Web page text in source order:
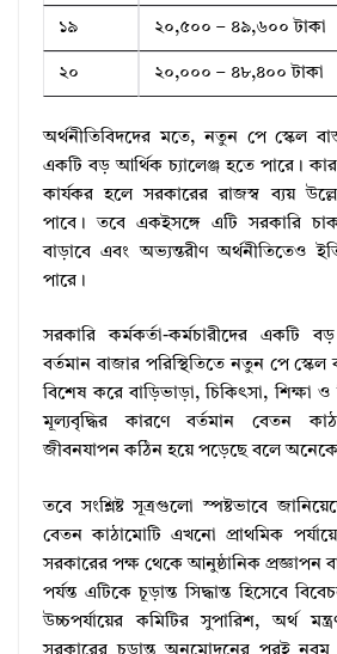
১৯ ২০,৫০০ – ৪৯,৬০০ টাকা
২০ ২০,০০০ – ৪৮,৪০০ টাকা
অর্থনীতিবিদদের মতে, নতুন পে স্কেল
একটি বড় আর্থিক চ্যালেঞ্জ হতে পারে।
কার্যকর হলে সরকারের রাজস্ব ব্যয়
পাবে। তবে একইসঙ্গে এটি সরকারি
বাড়াবে এবং অভ্যন্তরীণ অর্থনীতিতেও
পারে।
সরকারি কর্মকর্তা-কর্মচারীদের
বর্তমান বাজার পরিস্থিতিতে নতুন পে স্কেল
বিশেষ করে বাড়িভাড়া, চিকিৎসা, শিক্ষা
মূল্যবৃদ্ধির কারণে বর্তমান বেতন
জীবনযাপন কঠিন হয়ে পড়েছে বলে
তবে সংশ্লিষ্ট সূত্রগুলো স্পষ্টভাবে
বেতন কাঠামোটি এখনো প্রাথমিক
সরকারের পক্ষ থেকে আনুষ্ঠানিক প্রজ্ঞাপন
পর্যন্ত এটিকে চূড়ান্ত সিদ্ধান্ত হিসেবে
উচ্চপর্যায়ের কমিটির সুপারিশ, অর্থ